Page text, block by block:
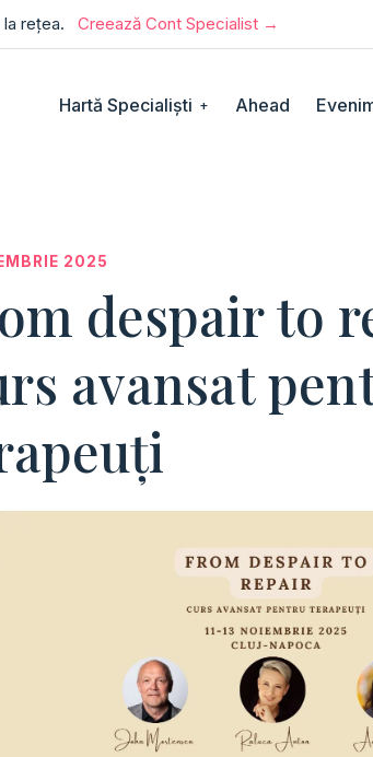
rețea. Creează Cont Specialist →
Hartă Specialiști + Ahead
2025
despair to
avansat